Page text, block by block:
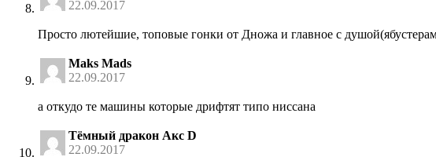
22.09.2017
Просто лютейшие, топовые гонки от Дножа и главное с
Maks Mads
22.09.2017
а откудо те машины которые дрифтят типо ниссана
Тёмный дракон Акс D
22.09.2017